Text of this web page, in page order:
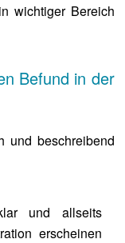
wichtiger Bereich
Befund in der
und beschreibend
und allseits
erscheinen